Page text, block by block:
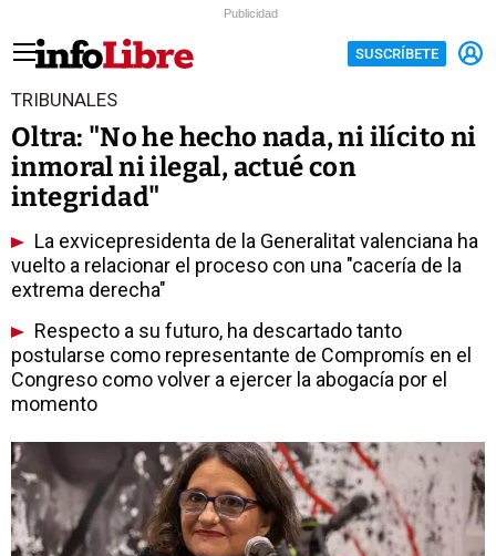
Publicidad
SUSCRÍBETE
TRIBUNALES
Oltra: "No he hecho nada, ni ilícito ni
inmoral ni ilegal, actué con
integridad"
La exvicepresidenta de la Generalitat valenciana ha
vuelto a relacionar el proceso con una "cacería de la
extrema derecha"
Respecto a su futuro, ha descartado tanto
postularse como representante de Compromís en el
Congreso como volver a ejercer la abogacía por el
momento